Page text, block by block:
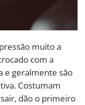
muito a
com a
e geralmente são
Costumam
dão o primeiro